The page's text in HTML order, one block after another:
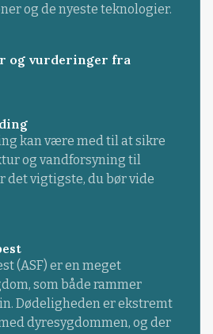
og de nyeste teknologier.
og vurderinger fra
kan være med til at sikre
og vandforsyning til
det vigtigste, du bør vide
(ASF) er en meget
som både rammer
Dødeligheden er ekstremt
dyresygdommen, og der